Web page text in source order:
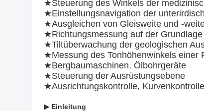
★Steuerung des Winkels der
★Einstellungsnavigation der
★Ausgleichen von Gleisweite und -
★Richtungsmessung auf der
★Tiltüberwachung der geologischen
★Messung des Tonhöhenwinkels
★Bergbaumaschinen, Ölbohrgeräte
★Steuerung der Ausrüstungsebene
★Ausrichtungskontrolle, Kurvenkontrolle
▶ Einleitung